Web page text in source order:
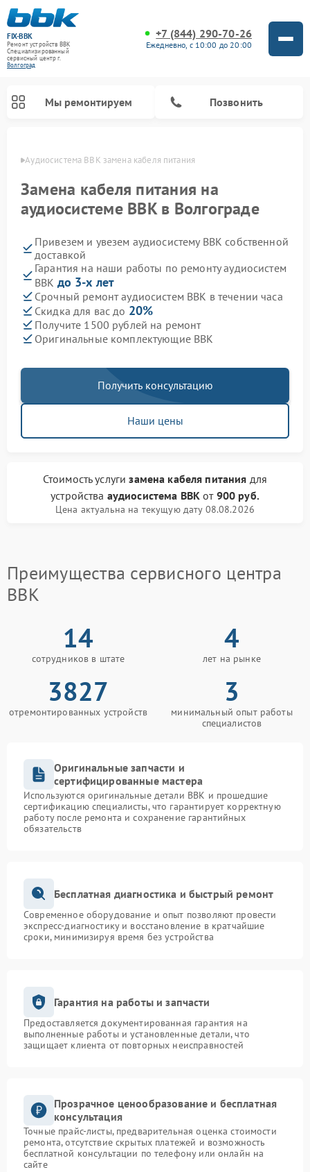
FIX-BBK
Ремонт устройств BBK
Специализированный
cервисный центр г.
Волгоград
+7 (844) 290-70-26
Ежедневно, с 10:00 до 20:00
Мы ремонтируем Позвонить
Аудиосистема BBK замена кабеля питания
Замена кабеля питания на
аудиосистеме BBK в Волгограде
Привезем и увезем аудиосистему BBK собственной
доставкой
Гарантия на наши работы по ремонту аудиосистем
BBK до 3-х лет
Срочный ремонт аудиосистем BBK в течении часа
Скидка для вас до 20%
Получите 1500 рублей на ремонт
Оригинальные комплектующие BBK
Получить консультацию
Наши цены
Стоимость услугизамена кабеля питания для
устройства аудиосистема BBK от 900 руб.
Цена актуальна на текущую дату 08.08.2026
Преимущества сервисного центра
BBK
14
сотрудников в штате
4
лет на рынке
3827
отремонтированных устройств
3
минимальный опыт работы
специалистов
Оригинальные запчасти и
сертифицированные мастера
Используются оригинальные детали BBK и прошедшие
сертификацию специалисты, что гарантирует корректную
работу после ремонта и сохранение гарантийных
обязательств
Бесплатная диагностика и быстрый ремонт
Современное оборудование и опыт позволяют провести
экспресс-диагностику и восстановление в кратчайшие
сроки, минимизируя время без устройства
Гарантия на работы и запчасти
Предоставляется документированная гарантия на
выполненные работы и установленные детали, что
защищает клиента от повторных неисправностей
Прозрачное ценообразование и бесплатная
консультация
Точные прайс-листы, предварительная оценка стоимости
ремонта, отсутствие скрытых платежей и возможность
бесплатной консультации по телефону или онлайн на
сайте